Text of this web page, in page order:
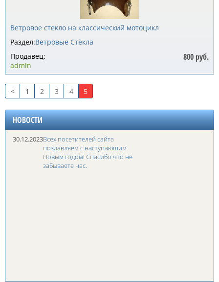
Ветровое стекло на классический мотоцикл
Раздел:Ветровые Стёкла
800 руб.
Продавец:
admin
< 1 2 3 4 5
НОВОСТИ
30.12.2023Всех посетителей сайта
поздавляем с наступающим
Новым годом! Спасибо что не
забываете нас.